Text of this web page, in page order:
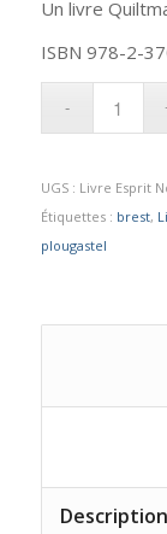
Un livre
ISBN 978-2-
UGS : Livre Esprit
Étiquettes : brest,
plougastel
Description